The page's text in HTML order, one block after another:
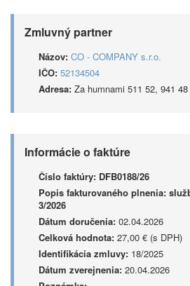
Zmluvný partner
Názov: CO - COMPANY s.r.o.
IČO: 52134504
Adresa: Za humnami 511 52, 941
Informácie o faktúre
Číslo faktúry: DFB0188/26
Popis fakturovaného plnenia:
3/2026
Dátum doručenia: 02.04.2026
Celková hodnota: 27,00 € (s DPH)
Identifikácia zmluvy: 18/2025
Dátum zverejnenia: 20.04.2026